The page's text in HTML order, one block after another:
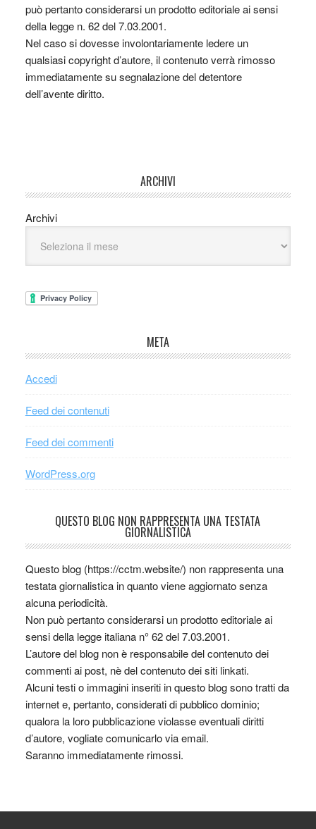
può pertanto considerarsi un prodotto editoriale ai sensi
della legge n. 62 del 7.03.2001.
Nel caso si dovesse involontariamente ledere un
qualsiasi copyright d’autore, il contenuto verrà rimosso
immediatamente su segnalazione del detentore
dell’avente diritto.
ARCHIVI
Archivi
META
Accedi
Feed dei contenuti
Feed dei commenti
WordPress.org
QUESTO BLOG NON RAPPRESENTA UNA TESTATA
GIORNALISTICA
Questo blog (https://cctm.website/) non rappresenta una
testata giornalistica in quanto viene aggiornato senza
alcuna periodicità.
Non può pertanto considerarsi un prodotto editoriale ai
sensi della legge italiana n° 62 del 7.03.2001.
L’autore del blog non è responsabile del contenuto dei
commenti ai post, nè del contenuto dei siti linkati.
Alcuni testi o immagini inseriti in questo blog sono tratti da
internet e, pertanto, considerati di pubblico dominio;
qualora la loro pubblicazione violasse eventuali diritti
d’autore, vogliate comunicarlo via email.
Saranno immediatamente rimossi.